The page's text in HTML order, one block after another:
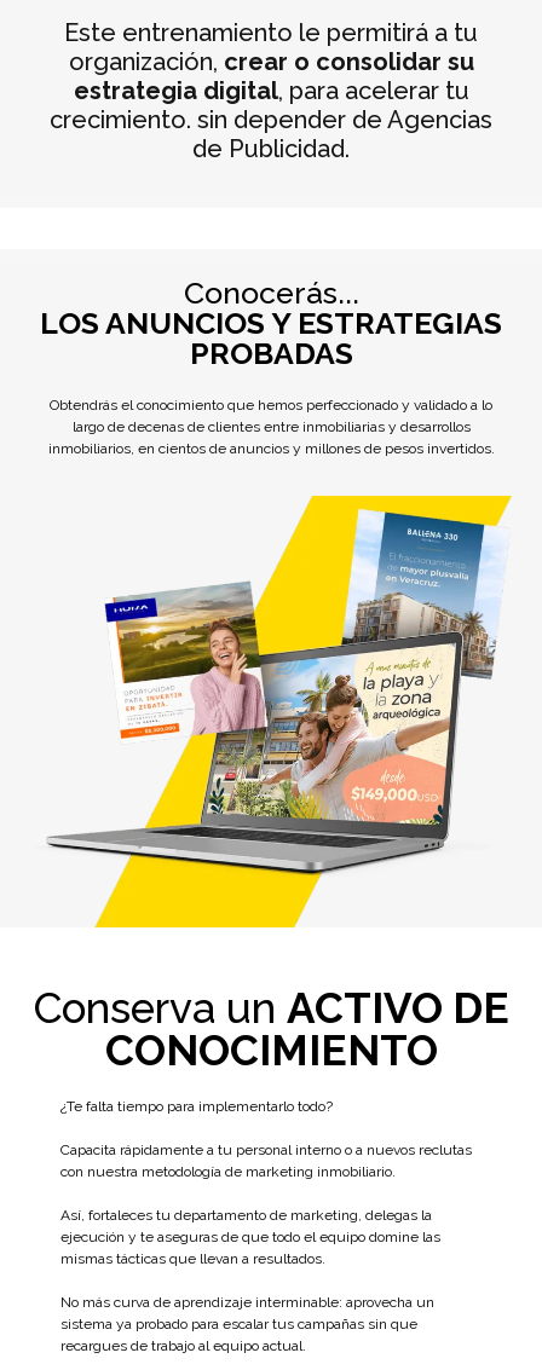
Este entrenamiento le permitirá a tu
organización, crear o consolidar su
estrategia digital, para acelerar tu
crecimiento. sin depender de Agencias
de Publicidad.
Conocerás...
LOS ANUNCIOS Y ESTRATEGIAS
PROBADAS
Obtendrás el conocimiento que hemos perfeccionado y validado a lo
largo de decenas de clientes entre inmobiliarias y desarrollos
inmobiliarios, en cientos de anuncios y millones de pesos invertidos.
Conserva un ACTIVO DE
CONOCIMIENTO
¿Te falta tiempo para implementarlo todo?
Capacita rápidamente a tu personal interno o a nuevos reclutas
con nuestra metodología de marketing inmobiliario.
Así, fortaleces tu departamento de marketing, delegas la
ejecución y te aseguras de que todo el equipo domine las
mismas tácticas que llevan a resultados.
No más curva de aprendizaje interminable: aprovecha un
sistema ya probado para escalar tus campañas sin que
recargues de trabajo al equipo actual.